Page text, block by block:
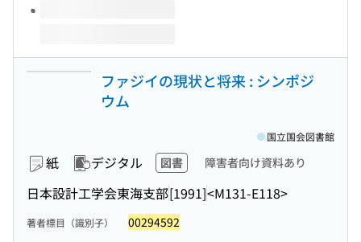
ファジイの現状と将来 : シンポジ
ウム
紙 デジタル 図書 障害者向け資料あり
日本設計工学会東海支部[1991]<M131-E118>
国立国会図書館
著者標目（識別子） 00294592